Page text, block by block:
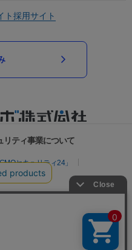
ト採用サイト
リティ事業について
セキュリティ24」
断